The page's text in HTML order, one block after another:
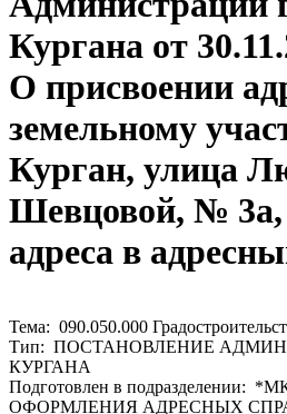
Кургана от
О присвоении
земельному
Курган, улица
Шевцовой, № 3а,
адреса в
Тема: 090.050.000
Тип: ПОСТАНОВЛЕНИЕ
КУРГАНА
Подготовлен в подразделении:
ОФОРМЛЕНИЯ АДРЕСНЫХ